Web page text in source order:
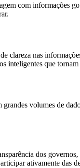
com informações
clareza nas
inteligentes que tornam
volumes de
dos
ativamente das